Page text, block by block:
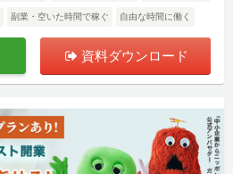
副業・空いた時間で稼ぐ 自由な時間に働く
資料ダウンロード